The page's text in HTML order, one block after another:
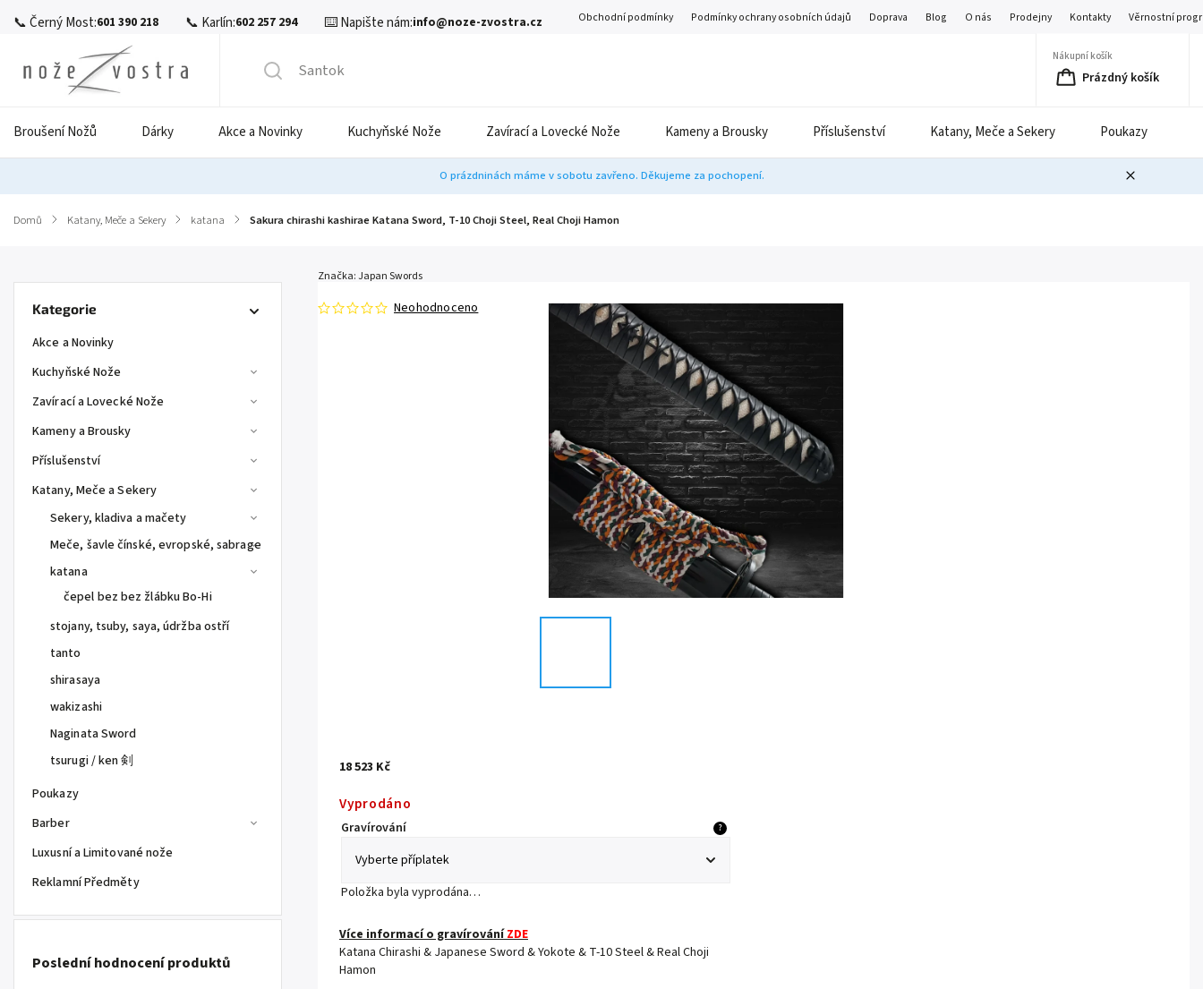
📞 Černý Most:601 390 218 📞 Karlín:602 257 294 ⌨️ Napište nám:info@noze-zvostra.cz Obchodní podmínky Podmínky ochrany osobních údajů Doprava Blog O nás Prodejny Kontakty Věrnostní
Nákupní košík
Prázdný košík
Broušení Nožů Dárky Akce a Novinky Kuchyňské Nože Zavírací a Lovecké Nože Kameny a Brousky Příslušenství Katany, Meče a Sekery Poukazy
O prázdninách máme v sobotu zavřeno. Děkujeme za pochopení.
Domů / Katany, Meče a Sekery / katana / Sakura chirashi kashirae Katana Sword, T-10 Choji Steel, Real Choji Hamon
Kategorie
Akce a Novinky
Kuchyňské Nože
Zavírací a Lovecké Nože
Kameny a Brousky
Příslušenství
Katany, Meče a Sekery
Sekery, kladiva a mačety
Meče, šavle čínské, evropské, sabrage
katana
čepel bez bez žlábku Bo-Hi
stojany, tsuby, saya, údržba ostří
tanto
shirasaya
wakizashi
Naginata Sword
tsurugi / ken 剣
Poukazy
Barber
Luxusní a Limitované nože
Reklamní Předměty
Poslední hodnocení produktů
Neohodnoceno
Značka:Japan Swords
18 523 Kč
Vyprodáno
Gravírování ?
Položka byla vyprodána…
Více informací o gravírováníZDE
Katana Chirashi & Japanese Sword & Yokote & T-10 Steel & Real Choji
Hamon